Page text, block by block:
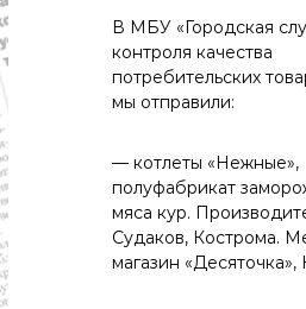
с
и
.
о
с
т
и
,
В МБУ «Городская
контроля качества
потребительских
мы отправили:
— котлеты «Нежные»,
полуфабрикат
мяса кур.
Судаков, Кострома.
магазин «Десяточка»,